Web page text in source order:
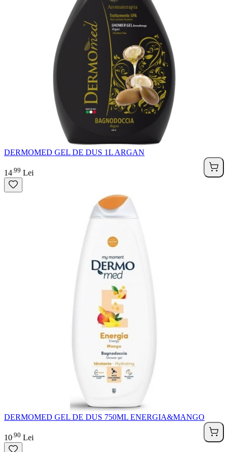
DERMOMED GEL DE DUS 1L ARGAN
14 99 Lei
DERMOMED GEL DE DUS 750ML ENERGIA&MANGO
10 90 Lei